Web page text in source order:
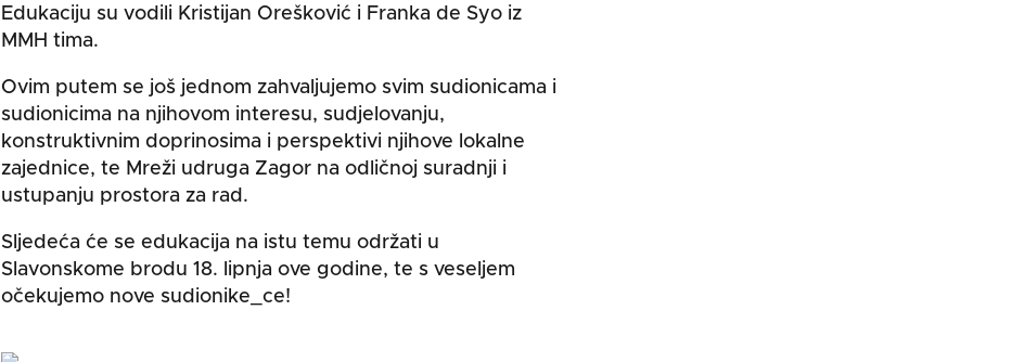
Edukaciju su vodili Kristijan Orešković i Franka de Syo iz
MMH tima.
Ovim putem se još jednom zahvaljujemo svim sudionicama i
sudionicima na njihovom interesu, sudjelovanju,
konstruktivnim doprinosima i perspektivi njihove lokalne
zajednice, te Mreži udruga Zagor na odličnoj suradnji i
ustupanju prostora za rad.
Sljedeća će se edukacija na istu temu održati u
Slavonskome brodu 18. lipnja ove godine, te s veseljem
očekujemo nove sudionike_ce!